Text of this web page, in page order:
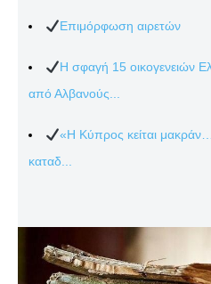
Επιμόρφωση αιρετών
Η σφαγή 15 οικογενειών
από Αλβανούς...
«Η Κύπρος κείται
καταδ...